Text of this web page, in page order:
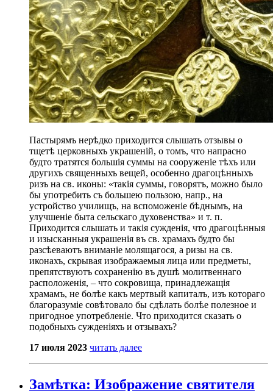
Пастырямъ нерѣдко приходится слышать отзывы о
тщетѣ церковныхъ украшеній, о томъ, что напрасно
будто тратятся большія суммы на сооруженіе тѣхъ или
другихъ священныхъ вещей, особенно драгоцѣнныхъ
ризъ на св. иконы: «такія суммы, говорятъ, можно было
бы употребить съ большею пользою, напр., на
устройство училищъ, на вспоможеніе бѣднымъ, на
улучшеніе быта сельскаго духовенства» и т. п.
Приходится слышать и такія сужденія, что драгоцѣнныя
и изысканныя украшенія въ св. храмахъ будто бы
разсѣеваютъ вниманіе молящагося, а ризы на св.
иконахъ, скрывая изображаемыя лица или предметы,
препятствуютъ сохраненію въ душѣ молитвеннаго
расположенія, – что сокровища, принадлежащія
храмамъ, не болѣе какъ мертвый капиталъ, изъ котораго
благоразуміе совѣтовало бы сдѣлать болѣе полезное и
пригодное употребленіе. Что приходится сказать о
подобныхъ сужденіяхъ и отзывахъ?
17 июля 2023 читать далее
Замѣтка: Изображение святителя